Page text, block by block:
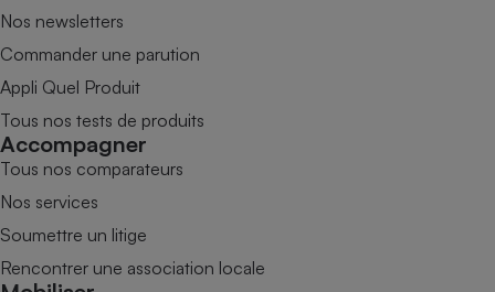
Nos newsletters
Commander une parution
Appli Quel Produit
Tous nos tests de produits
Accompagner
Tous nos comparateurs
Nos services
Soumettre un litige
Rencontrer une association locale